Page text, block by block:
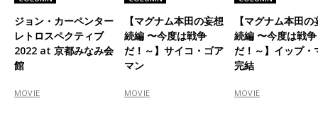
ジョン・カーペンター
レトロスペクティブ
2022 at 京都みなみ会
館
MOVIE
【マグナム本田の妄想
続編 〜今度は戦争
だ！～】サイコ・ゴア
マン
MOVIE
【マグナム本田の
続編 〜今度は戦争
だ！～】イップ・
完結
MOVIE